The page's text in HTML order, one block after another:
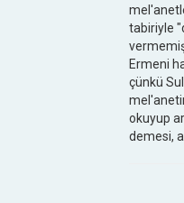
tabiriyle
Ermeni
çünkü
okuyup
demesi,